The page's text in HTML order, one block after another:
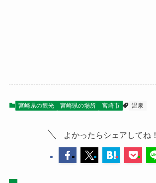
宮崎県の観光 宮崎県の場所 宮崎市 温泉
よかったらシェアしてね！